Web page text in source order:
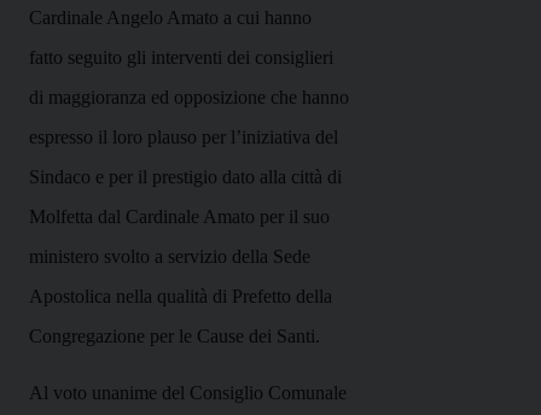
Cardinale Angelo Amato a cui hanno
fatto seguito gli interventi dei consiglieri
di maggioranza ed opposizione che hanno
espresso il loro plauso per l’iniziativa del
Sindaco e per il prestigio dato alla città di
Molfetta dal Cardinale Amato per il suo
ministero svolto a servizio della Sede
Apostolica nella qualità di Prefetto della
Congregazione per le Cause dei Santi.
Al voto unanime del Consiglio Comunale